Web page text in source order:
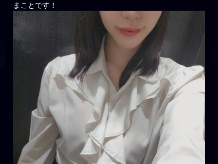
まことです！